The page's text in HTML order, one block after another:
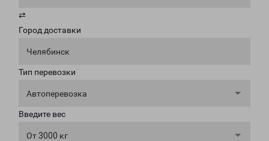
⇄
Город доставки
Челябинск
Тип перевозки
Автоперевозка
Введите вес
От 3000 кг